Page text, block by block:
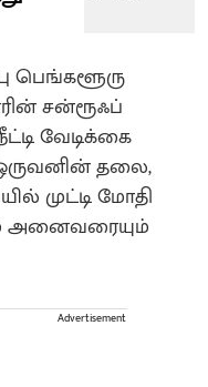
பெங்களூரு
சன்ரூஃப்
வேடிக்கை
தலை,
முட்டி மோதி
அனைவரையும்
Advertisement